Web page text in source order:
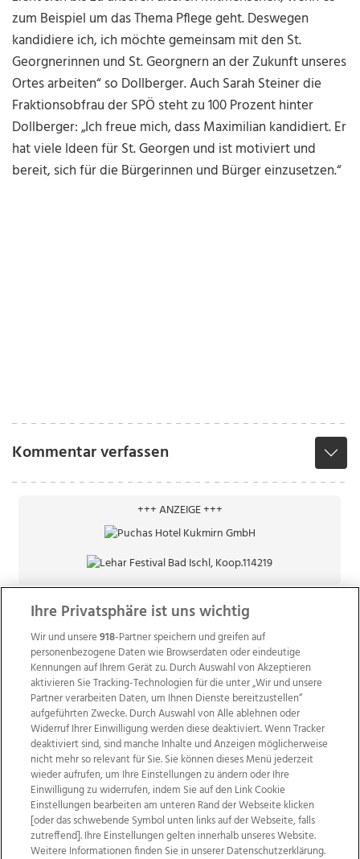
zum Beispiel um das Thema Pflege geht. Deswegen
kandidiere ich, ich möchte gemeinsam mit den St.
Georgnerinnen und St. Georgnern an der Zukunft unseres
Ortes arbeiten“ so Dollberger. Auch Sarah Steiner die
Fraktionsobfrau der SPÖ steht zu 100 Prozent hinter
Dollberger: „Ich freue mich, dass Maximilian kandidiert. Er
hat viele Ideen für St. Georgen und ist motiviert und
bereit, sich für die Bürgerinnen und Bürger einzusetzen.“
Kommentar verfassen
+++ ANZEIGE +++
Wir über uns Mediadaten Kontakt
Jobs
Datenschutz
Impressum
AGB Anzeigekunden
AGB Website
Ehrenkodex Politische Werbung
Ihre Privatsphäre ist uns wichtig
Wir und unsere918-Partner speichern und greifen auf
personenbezogene Daten wie Browserdaten oder eindeutige
Kennungen auf Ihrem Gerät zu. Durch Auswahl von Akzeptieren
aktivieren Sie Tracking-Technologien für die unter „Wir und unsere
Partner verarbeiten Daten, um Ihnen Dienste bereitzustellen“
aufgeführten Zwecke. Durch Auswahl von Alle ablehnen oder
Widerruf Ihrer Einwilligung werden diese deaktiviert. Wenn Tracker
deaktiviert sind, sind manche Inhalte und Anzeigen möglicherweise
nicht mehr so relevant für Sie. Sie können dieses Menü jederzeit
wieder aufrufen, um Ihre Einstellungen zu ändern oder Ihre
Einwilligung zu widerrufen, indem Sie auf den Link Cookie
Einstellungen bearbeiten am unteren Rand der Webseite klicken
[oder das schwebende Symbol unten links auf der Webseite, falls
zutreffend]. Ihre Einstellungen gelten innerhalb unseres Website.
Weitere Informationen finden Sie in unserer Datenschutzerklärung.